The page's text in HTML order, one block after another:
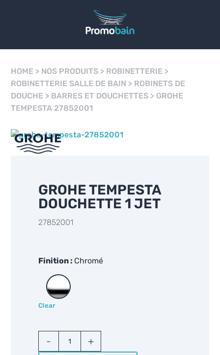
HOME > NOS PRODUITS > ROBINETTERIE >
ROBINETTERIE SALLE DE BAIN > ROBINETS DE
DOUCHE > BARRES ET DOUCHETTES > GROHE
TEMPESTA 27852001
GROHE TEMPESTA
DOUCHETTE 1 JET
27852001
Finition Chromé
Clear
Grohe